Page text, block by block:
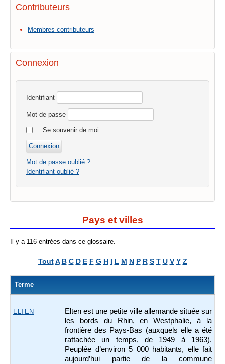
Contributeurs
Membres contributeurs
Connexion
Identifiant
Mot de passe
Se souvenir de moi
Mot de passe oublié ?
Identifiant oublié ?
Pays et villes
Il y a 116 entrées dans ce glossaire.
Tout A B C D E F G H I L M N P R S T U V Y Z
Terme
ELTEN
Elten est une petite ville allemande située sur
les bords du Rhin, en Westphalie, à la
frontière des Pays-Bas (auxquels elle a été
rattachée un temps, de 1949 à 1963).
Peuplée d’environ 5 000 habitants, elle fait
aujourd’hui partie de la commune